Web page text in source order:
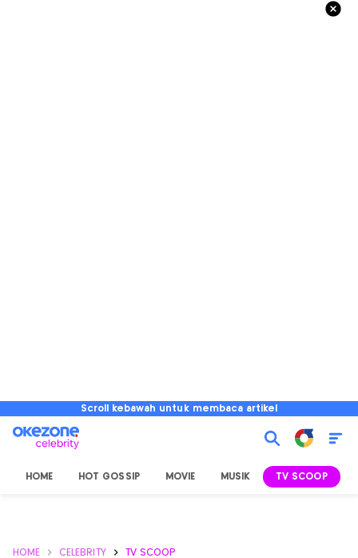
Scroll kebawah untuk membaca artikel
HOME HOT GOSSIP MOVIE MUSIK TV SCOOP
HOME CELEBRITY TV SCOOP